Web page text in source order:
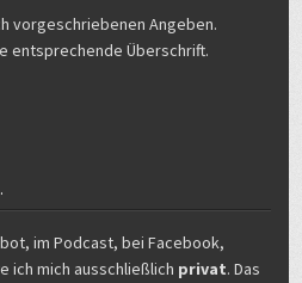
vorgeschriebenen Angeben.
entsprechende Überschrift.
im Podcast, bei Facebook,
ich mich ausschließlich privat. Das